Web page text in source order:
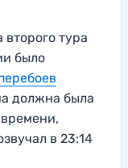
второго тура
было
должна была
в 23:14